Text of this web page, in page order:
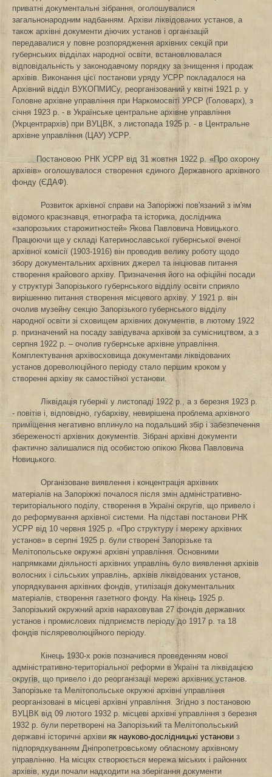
приватні документальні зібрання, оголошувалися
загальнонародним надбанням. Архіви ліквідованих установ, а
також архівні документи діючих установ і організацій
передавалися у повне розпорядження архівних секцій при
губернських відділах народної освіти, встановлювалася
відповідальність у законодавчому порядку за знищення і продаж
архівів. Виконання цієї постанови уряду УСРР покладалося на
Архівний відділ ВУКОПМИСу, реорганізований у квітні 1921 р. у
Головне архівне управління при Наркомосвіті УРСР (Головарх), з
січня 1923 р. - в Українське центральне архівне управління
(Укрцентрархів) при ВУЦВК, з листопада 1925 р. - в Центральне
архівне управління (ЦАУ) УСРР.
Постановою РНК УСРР від 31 жовтня 1922 р. «Про охорону
архівів» оголошувалося створення єдиного Державного архівного
фонду (ЄДАФ).
Розвиток архівної справи на Запоріжжі пов'язаний з ім'ям
відомого краєзнавця, етнографа та історика, дослідника
«запорозьких старожитностей» Якова Павловича Новицького.
Працюючи ще у складі Катеринославської губернської вченої
архівної комісії (1903-1916) він проводив велику роботу щодо
збору документальних архівних джерел та ініціював питання
створення крайового архіву. Призначення його на офіційні посади
у структурі Запорізького губернського відділу освіти сприяло
вирішенню питання створення місцевого архіву. У 1921 р. він
очолив музейну секцію Запорізького губернського відділу
народної освіти зі сховищем архівних документів, в лютому 1922
р. призначений на посаду завідувача архівом за сумісництвом, а з
серпня 1922 р. – очолив губернське архівне управління.
Комплектування архівосховища документами ліквідованих
установ дореволюційного періоду стало першим кроком у
створенні архіву як самостійної установи.
Ліквідація губернії у листопаді 1922 р., а з березня 1923 р.
- повітів і, відповідно, губархіву, невирішена проблема архівного
приміщення негативно вплинуло на подальший збір і забезпечення
збереженості архівних документів. Зібрані архівні документи
фактично залишалися під особистою опікою Якова Павловича
Новицького.
Організоване виявлення і концентрація архівних
матеріалів на Запоріжжі почалося після змін адміністративно-
територіального поділу, створення в Україні округів, що привело і
до реформування архівної системи. На підставі постанови РНК
УСРР від 10 червня 1925 р. «Про структуру і мережу архівних
установ» в серпні 1925 р. були створені Запорізьке та
Мелітопольське окружні архівні управління. Основними
напрямками діяльності архівних управлінь було виявлення архівів
волосних і сільських управлінь, архівів ліквідованих установ,
упорядкування архівних фондів, утилізація документальних
матеріалів, створення газетного фонду. На кінець 1925 р.
Запорізький окружний архів нараховував 27 фондів державних
установ і промислових підприємств періоду до 1917 р. та 18
фондів післяреволюційного періоду.
Кінець 1930-х років позначився проведенням нової
адміністративно-територіальної реформи в Україні та ліквідацією
округів, що привело і до реорганізації мережі архівних установ.
Запорізьке та Мелітопольське окружні архівні управління
реорганізовані в місцеві архівні управління. Згідно з постановою
ВУЦВК від 09 лютого 1932 р. місцеві архівні управління з березня
1932 p. були перетворені на Запорізький та Мелітопольський
державні історичні архіви як науково-дослідницькі установи з
підпорядкуванням Дніпропетровському обласному архівному
управлінню. На місцях створюється мережа міських і районних
архівів, куди почали надходити на зберігання документи